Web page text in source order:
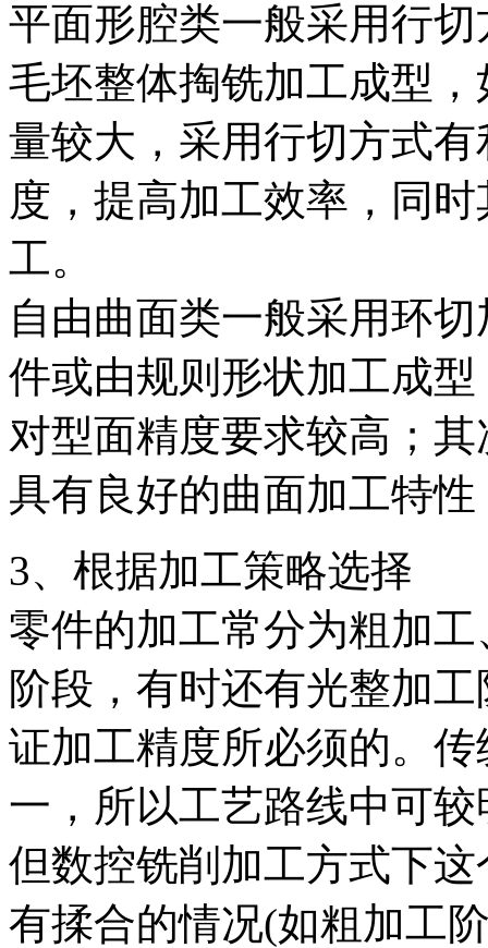
平面形腔类一般采用行
毛坯整体掏铣加工成型
量较大，采用行切方式
度，提高加工效率，同
工。
自由曲面类一般采用环
件或由规则形状加工成
对型面精度要求较高；
具有良好的曲面加工特
3、根据加工策略选择
零件的加工常分为粗加
阶段，有时还有光整加
证加工精度所必须的。
一，所以工艺路线中可
但数控铣削加工方式下
有揉合的情况(如粗加工